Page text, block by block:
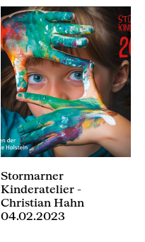
Stormarner
Kinderatelier -
Christian Hahn
04.02.2023